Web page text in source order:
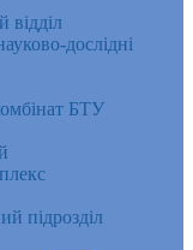
відділ
дослідні
БТУ
підрозділ